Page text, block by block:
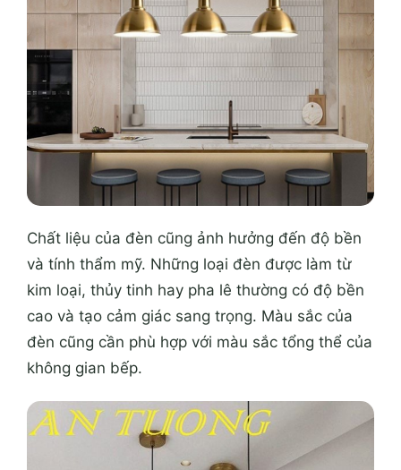
Chất liệu của đèn cũng ảnh hưởng đến độ bền
và tính thẩm mỹ. Những loại đèn được làm từ
kim loại, thủy tinh hay pha lê thường có độ bền
cao và tạo cảm giác sang trọng. Màu sắc của
đèn cũng cần phù hợp với màu sắc tổng thể của
không gian bếp.